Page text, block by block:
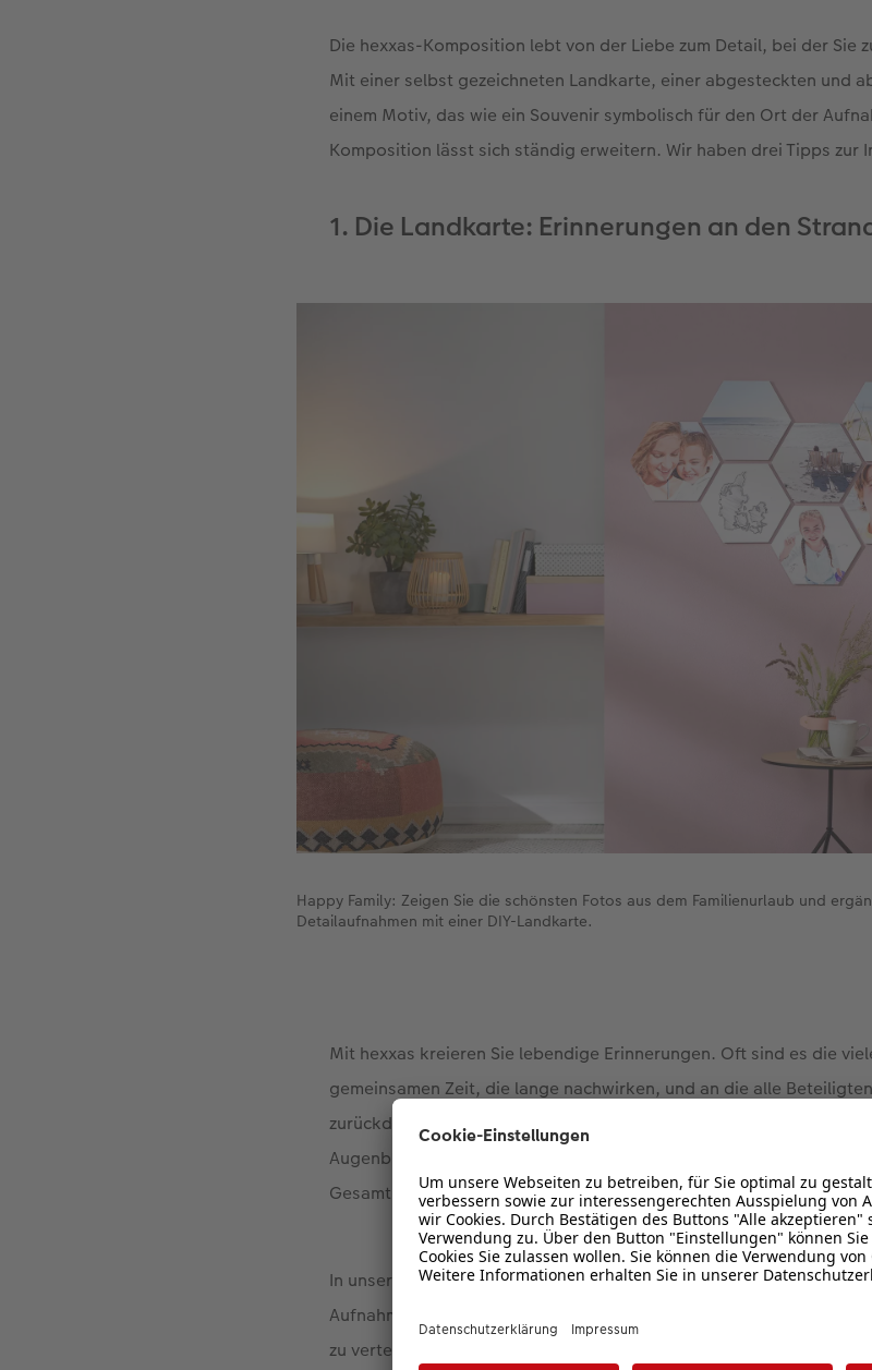
Die hexxas-Komposition lebt von der Liebe zum Detail, bei der Sie
Mit einer selbst gezeichneten Landkarte, einer abgesteckten und
einem Motiv, das wie ein Souvenir symbolisch für den Ort der
Komposition lässt sich ständig erweitern. Wir haben drei Tipps zur
1. Die Landkarte: Erinnerungen an den
Happy Family: Zeigen Sie die schönsten Fotos aus dem Familienurlaub und
Detailaufnahmen mit einer DIY-Landkarte.
Mit hexxas kreieren Sie lebendige Erinnerungen. Oft sind es die
gemeinsamen Zeit, die lange nachwirken, und an die alle
zurückdenken. Die Foto-Elemente im hexxas-Format mit sechs
Augenblicke. Kombinieren, verteilen und ordnen Sie die
Gesamtbild.
In unserem Beispiel vom Familienurlaub am Meer sieht man viel
Aufnahmen wie diesen lohnt es sich, das Motiv vom weiten
zu verteilen und ihm so eine intensive Wirkung zu verleihen.